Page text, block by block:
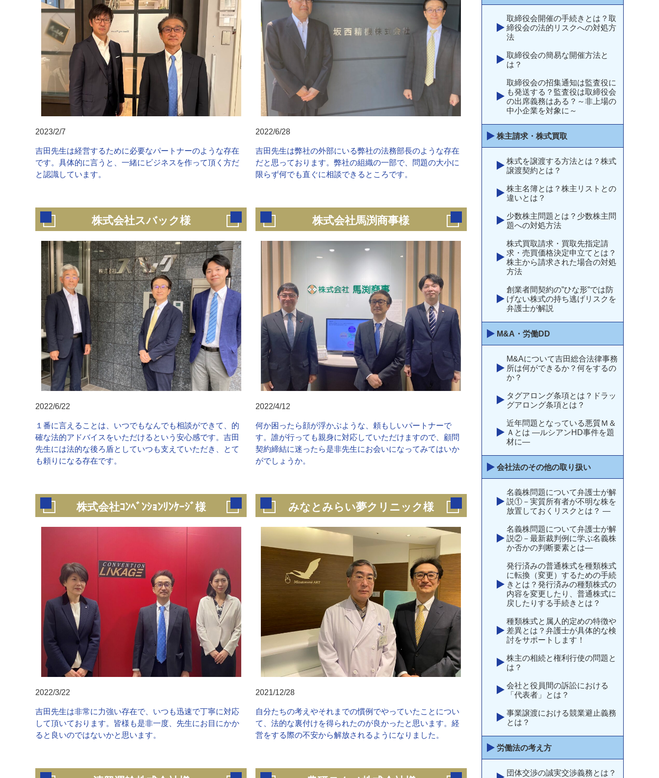
2023/2/7
吉田先生は経営するために必要なパートナーのような存在
です。具体的に言うと、一緒にビジネスを作って頂く方だ
と認識しています。
2022/6/28
吉田先生は弊社の外部にいる弊社の法務部長のような存在
だと思っております。弊社の組織の一部で、問題の大小に
限らず何でも直ぐに相談できるところです。
株式会社スバック様
2022/6/22
１番に言えることは、いつでもなんでも相談ができて、的
確な法的アドバイスをいただけるという安心感です。吉田
先生には法的な後ろ盾としていつも支えていただき、とて
も頼りになる存在です。
株式会社馬渕商事様
2022/4/12
何か困ったら顔が浮かぶような、頼もしいパートナーで
す。誰が行っても親身に対応していただけますので、顧問
契約締結に迷ったら是非先生にお会いになってみてはいか
がでしょうか。
株式会社ｺﾝﾍﾞﾝｼｮﾝﾘﾝｹｰｼﾞ様
2022/3/22
吉田先生は非常に力強い存在で、いつも迅速で丁寧に対応
して頂いております。皆様も是非一度、先生にお目にかか
ると良いのではないかと思います。
みなとみらい夢クリニック様
2021/12/28
自分たちの考えやそれまでの慣例でやっていたことについ
て、法的な裏付けを得られたのが良かったと思います。経
営をする際の不安から解放されるようになりました。
取締役会開催の手続きとは？取
締役会の法的リスクへの対処方
法
取締役会の簡易な開催方法と
は？
取締役会の招集通知は監査役に
も発送する？監査役は取締役会
の出席義務はある？～非上場の
中小企業を対象に～
株主請求・株式買取
株式を譲渡する方法とは？株式
譲渡契約とは？
株主名簿とは？株主リストとの
違いとは？
少数株主問題とは？少数株主問
題への対処方法
株式買取請求・買取先指定請
求・売買価格決定申立てとは？
株主から請求された場合の対処
方法
創業者間契約の”ひな形”では防
げない株式の持ち逃げリスクを
弁護士が解説
M&A・労働DD
M&Aについて吉田総合法律事務
所は何ができるか？何をするの
か？
タグアロング条項とは？ドラッ
グアロング条項とは？
近年問題となっている悪質Ｍ＆
Ａとは ―ルシアンHD事件を題
材に―
会社法のその他の取り扱い
名義株問題について弁護士が解
説①－実質所有者が不明な株を
放置しておくリスクとは？ —
名義株問題について弁護士が解
説②－最新裁判例に学ぶ名義株
か否かの判断要素とは―
発行済みの普通株式を種類株式
に転換（変更）するための手続
きとは？発行済みの種類株式の
内容を変更したり、普通株式に
戻したりする手続きとは？
種類株式と属人的定めの特徴や
差異とは？弁護士が具体的な検
討をサポートします！
株主の相続と権利行使の問題と
は？
会社と役員間の訴訟における
「代表者」とは？
事業譲渡における競業避止義務
とは？
労働法の考え方
団体交渉の誠実交渉義務とは？